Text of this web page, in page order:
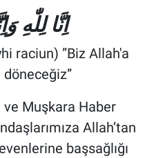
اِنَّا لِلّٰهِ
raciun) ‎”Biz Allah'a
Muşkara Haber
Allah’tan
başsağlığı